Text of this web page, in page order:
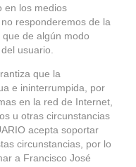
en los medios
responderemos de la
de algún modo
usuario.
que la
e ininterrumpida, por
en la red de Internet,
u otras circunstancias
acepta soportar
circunstancias, por lo
a Francisco José